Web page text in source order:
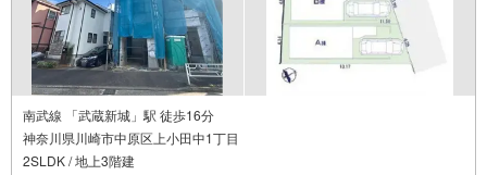
南武線 「武蔵新城」駅 徒歩16分
神奈川県川崎市中原区上小田中1丁目
2SLDK / 地上3階建